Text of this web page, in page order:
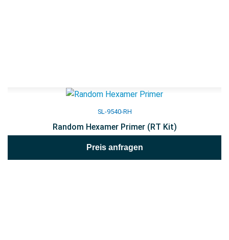
SL-9540-RH
Random Hexamer Primer (RT Kit)
Preis anfragen